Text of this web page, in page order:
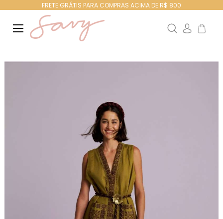
FRETE GRÁTIS PARA COMPRAS ACIMA DE R$ 800
Search
Meu